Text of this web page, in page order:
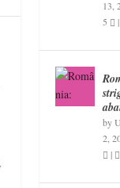
13,
5
|
by
2,
|